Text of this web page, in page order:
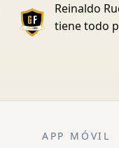
Reinaldo
tiene todo
APP MÓVIL